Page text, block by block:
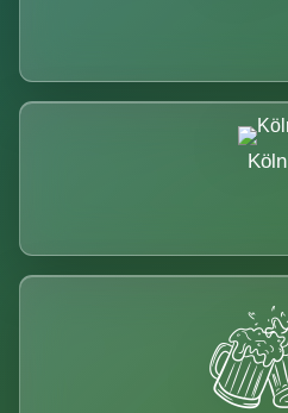
Köln